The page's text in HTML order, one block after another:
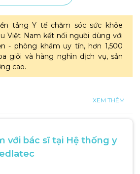
tảng Y tế chăm sóc sức khỏe
Việt Nam kết nối người dùng với
- phòng khám uy tín, hơn 1,500
giỏi và hàng nghìn dịch vụ, sản
cao.
XEM THÊM
với bác sĩ tại Hệ thống y